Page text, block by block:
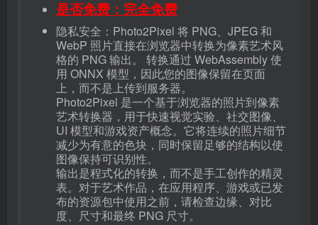
是否免费：完全免费
隐私安全：Photo2Pixel 将 PNG、JPEG 和
WebP 照片直接在浏览器中转换为像素艺术风
格的 PNG 输出。 转换通过 WebAssembly 使
用 ONNX 模型，因此您的图像保留在页面
上，而不是上传到服务器。
Photo2Pixel 是一个基于浏览器的照片到像素
艺术转换器，用于快速视觉实验、社交图像、
UI 模型和游戏资产概念。它将连续的照片细节
减少为有意的色块，同时保留足够的结构以使
图像保持可识别性。
输出是程式化的转换，而不是手工创作的精灵
表。对于艺术作品，在应用程序、游戏或已发
布的资源包中使用之前，请检查边缘、对比
度、尺寸和最终 PNG 尺寸。